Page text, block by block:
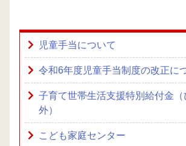
児童手当について
令和6年度児童手当制度の改正に
子育て世帯生活支援特別給付金（
外）
こども家庭センター